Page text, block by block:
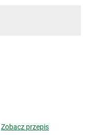
Zobacz przepis